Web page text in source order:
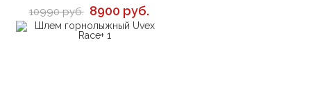
10990 руб. 8900 руб.